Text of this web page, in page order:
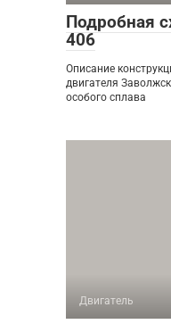
Подробная
406
Описание
двигателя
особого сплава
Двигатель